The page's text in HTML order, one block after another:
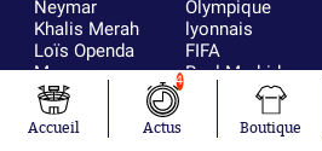
Neymar
Khalis Merah
Loïs Openda
Moussa
Niakhaté
Nicolás
Tagliafico
Olympique
lyonnais
FIFA
Real Madrid
RC Strasbourg
France
Accueil
4
Actus Boutique